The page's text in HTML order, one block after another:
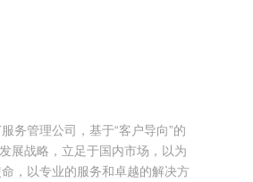
务管理公司，基于“客户导向”的
展战略，立足于国内市场，以为
，以专业的服务和卓越的解决方